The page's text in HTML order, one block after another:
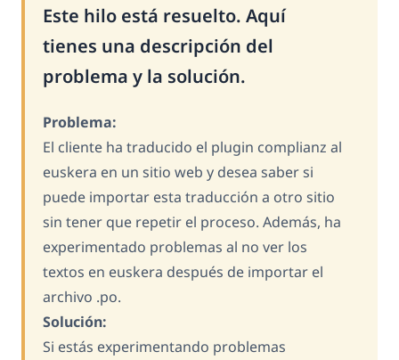
Este hilo está resuelto. Aquí
tienes una descripción del
problema y la solución.
Problema:
El cliente ha traducido el plugin complianz al
euskera en un sitio web y desea saber si
puede importar esta traducción a otro sitio
sin tener que repetir el proceso. Además, ha
experimentado problemas al no ver los
textos en euskera después de importar el
archivo .po.
Solución:
Si estás experimentando problemas